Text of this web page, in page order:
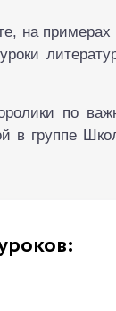
на примерах
по
в группе